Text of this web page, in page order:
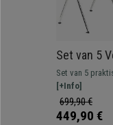
Set van 5
Handig en
Groen
Set van 5
spectaculair
Verkrijgbaar in
[+Info]
699,90 €
449,90 €